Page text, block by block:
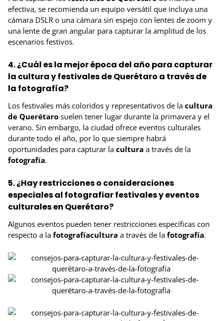
efectiva, se recomienda un equipo versátil que incluya una
cámara DSLR o una cámara sin espejo con lentes de zoom y
una lente de gran angular para capturar la amplitud de los
escenarios festivos.
4. ¿Cuál es la mejor época del año para capturar
la cultura y festivales de Querétaro a través de
la fotografía?
Los festivales más coloridos y representativos de la cultura
de Querétaro suelen tener lugar durante la primavera y el
verano. Sin embargo, la ciudad ofrece eventos culturales
durante todo el año, por lo que siempre habrá
oportunidades para capturar la cultura a través de la
fotografía.
5. ¿Hay restricciones o consideraciones
especiales al fotografiar festivales y eventos
culturales en Querétaro?
Algunos eventos pueden tener restricciones específicas con
respecto a la fotografíacultura a través de la fotografía.